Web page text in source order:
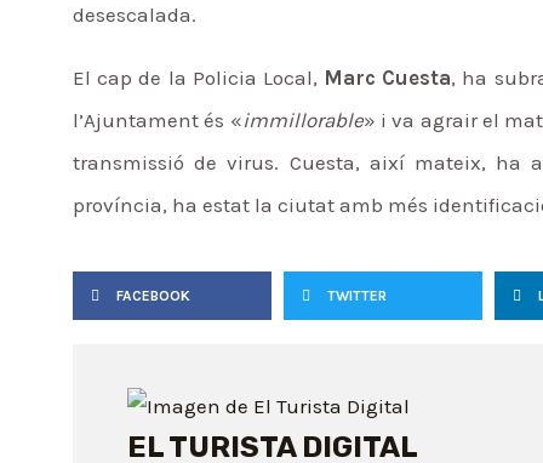
desescalada.
El cap de la Policia Local, Marc Cuesta, ha
l’Ajuntament és «immillorable» i va agrair el
transmissió de virus. Cuesta, així mateix, ha
província, ha estat la ciutat amb més
FACEBOOK TWITTER
EL TURISTA DIGITAL